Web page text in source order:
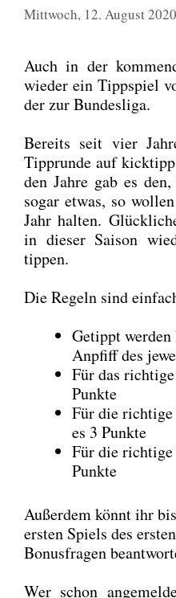
Mittwoch, 12. August 2020
Auch in der
wie­der ein Tipp­spiel
der zur Bun­des­li­ga.
Bereits seit vier
Tipp­run­de auf
den Jah­re gab es
sogar etwas, so
Jahr hal­ten.
in die­ser Sai­son
tip­pen.
Die Regeln sind
Getippt
Anpfiff des
Für das
Punk­te
Für die
es 3 Punk­te
Für die rich­ti­ge
Punk­te
Außer­dem könnt ihr
ers­ten Spiels des
Bonus­fra­gen
Wer schon